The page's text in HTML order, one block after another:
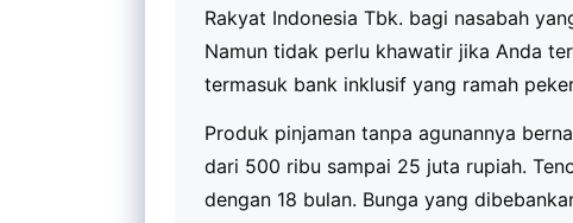
Rakyat Indonesia Tbk. bagi nasabah
Namun tidak perlu khawatir jika Anda
termasuk bank inklusif yang ramah
Produk pinjaman tanpa agunannya
dari 500 ribu sampai 25 juta rupiah.
dengan 18 bulan. Bunga yang